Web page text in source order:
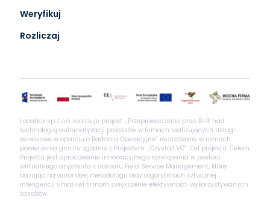
Weryfikuj
Rozliczaj
Locatick sp z o.o. realizuje projekt: „Przeprowadzenie prac B+R nad
technologią automatyzacji procesów w firmach realizujących usługi
serwisowe w oparciu o Badania Operacyjne” realizowany w ramach
powierzenia grantu zgodnie z Projektem: „Czysta3.VC”. Cel projektu: Celem
Projektu jest opracowanie innowacyjnego rozwiązania w postaci
wirtualnego asystenta z obszaru Field Service Management, które
bazując na autorskiej metodologii oraz algorytmach sztucznej
inteligencji umożliwi firmom zwiększenie efektywności wykorzystywanych
zasobów.